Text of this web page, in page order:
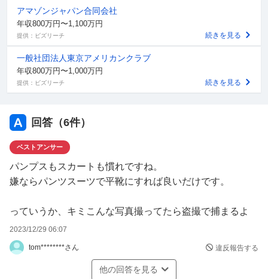
アマゾンジャパン合同会社
年収800万円〜1,100万円
提供：ビズリーチ 続きを見る
一般社団法人東京アメリカンクラブ
年収800万円〜1,000万円
提供：ビズリーチ 続きを見る
回答（6件）
ベストアンサー
パンプスもスカートも慣れですね。
嫌ならパンツスーツで平靴にすれば良いだけです。
っていうか、キミこんな写真撮ってたら盗撮で捕まるよ
2023/12/29 06:07
tom********さん 違反報告する
他の回答を見る